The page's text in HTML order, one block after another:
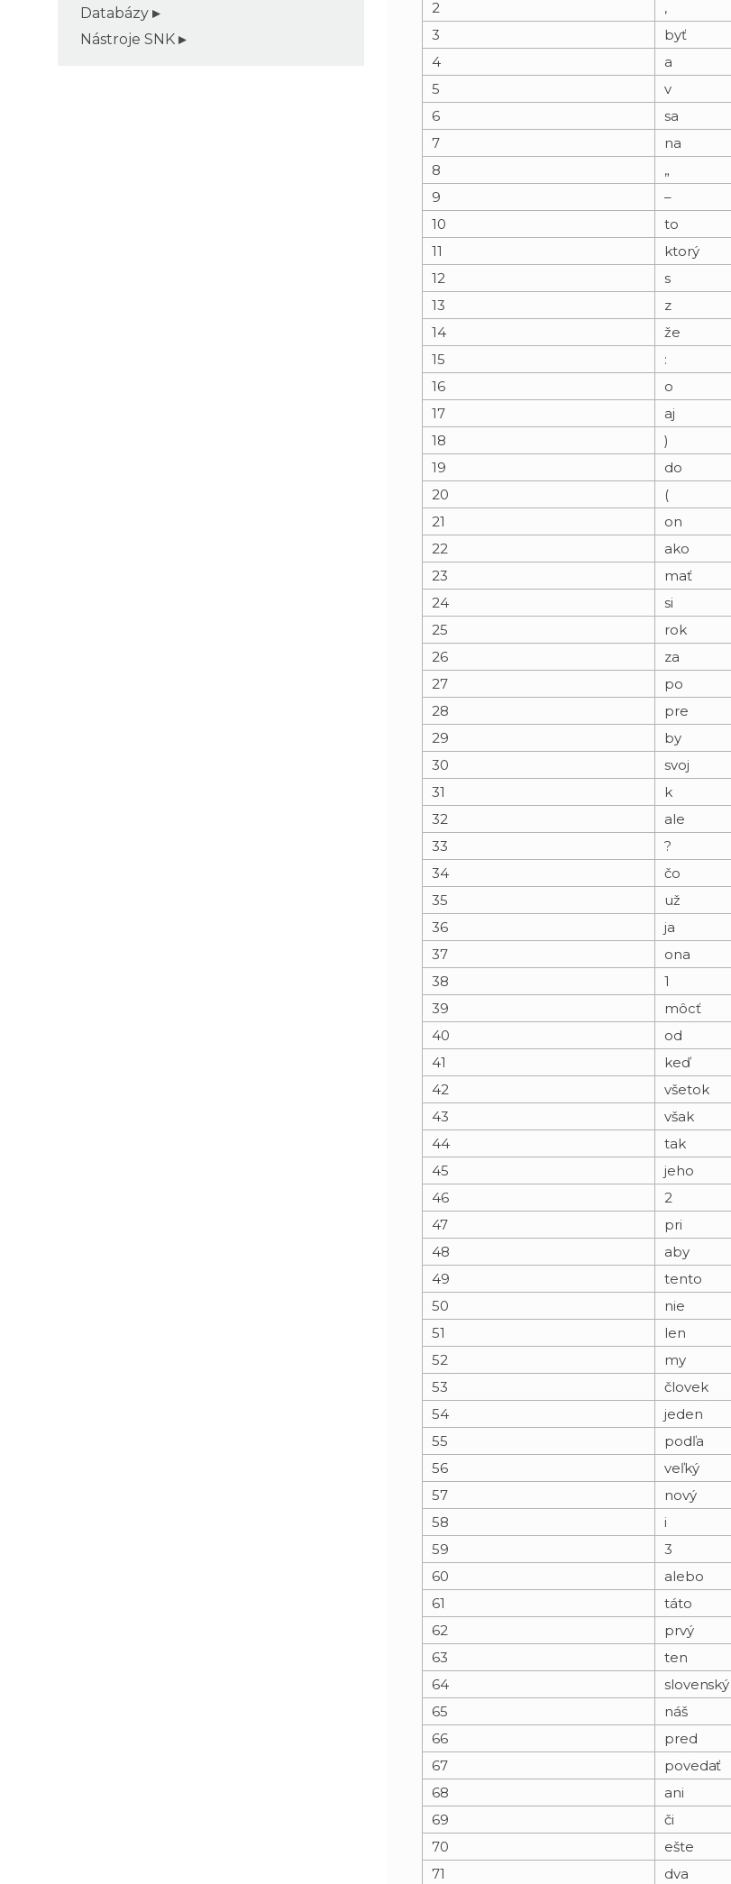
Databázy
Nástroje SNK
2
,
3
byť
4
a
5
v
6
sa
7
na
8
„
9
–
10
to
11
ktorý
12
s
13
z
14
že
15
:
16
o
17
aj
18
)
19
do
20
(
21
on
22
ako
23
mať
24
si
25
rok
26
za
27
po
28
pre
29
by
30
svoj
31
k
32
ale
33
?
34
čo
35
už
36
ja
37
ona
38
1
39
môcť
40
od
41
keď
42
všetok
43
však
44
tak
45
jeho
46
2
47
pri
48
aby
49
tento
50
nie
51
len
52
my
53
človek
54
jeden
55
podľa
56
veľký
57
nový
58
i
59
3
60
alebo
61
táto
62
prvý
63
ten
64
slovenský
65
náš
66
pred
67
povedať
68
ani
69
či
70
ešte
71
dva